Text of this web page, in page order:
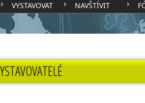
VYSTAVOVAT NAVŠTÍVIT